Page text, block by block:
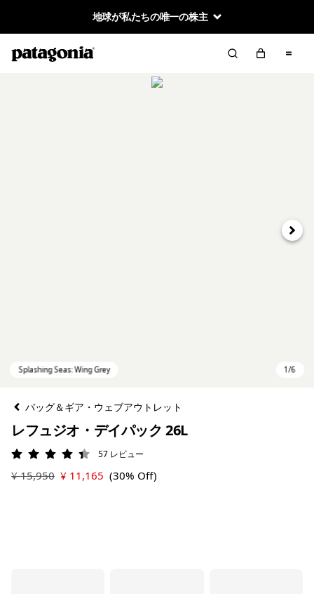
地球が私たちの唯一の株主
次へ
バッグ＆ギア・ウェブアウトレット
レフュジオ・デイパック 26L
評価: 4.4 / 5
57 レビュー
¥ 15,950 ¥ 11,165 (30% Off)